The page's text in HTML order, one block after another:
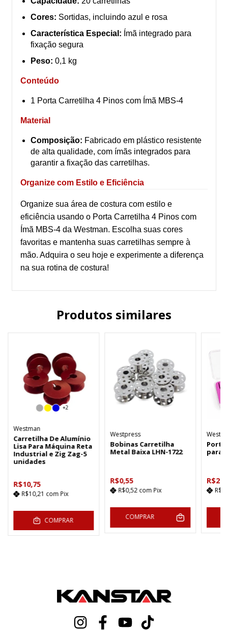
Cores: Sortidas, incluindo azul e rosa
Característica Especial: Ímã integrado para
fixação segura
Peso: 0,1 kg
Conteúdo
1 Porta Carretilha 4 Pinos com Ímã MBS-4
Material
Composição: Fabricado em plástico resistente
de alta qualidade, com ímãs integrados para
garantir a fixação das carretilhas.
Organize com Estilo e Eficiência
Organize sua área de costura com estilo e
eficiência usando o Porta Carretilha 4 Pinos com
Ímã MBS-4 da Westman. Escolha suas cores
favoritas e mantenha suas carretilhas sempre à
mão. Adquira o seu hoje e experimente a diferença
na sua rotina de costura!
Produtos similares
+2
Westman
Carretilha De Alumínio
Lisa Para Máquina Reta
Industrial e Zig Zag-5
unidades
R$10,75
R$10,21 com Pix
COMPRAR
Westpress
Bobinas Carretilha
Metal Baixa LHN-1722
R$0,55
R$0,52 com Pix
COMPRAR
Porta
para